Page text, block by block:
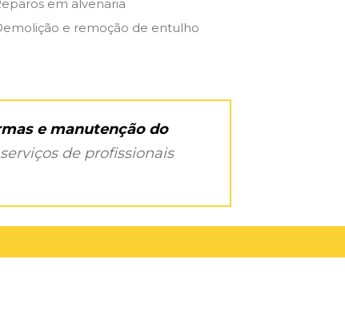
em alvenaria
e remoção de entulho
e manutenção do
de profissionais